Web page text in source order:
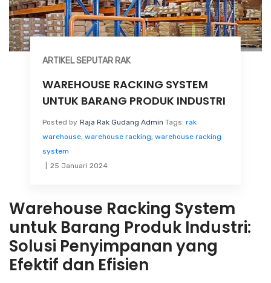
ARTIKEL SEPUTAR RAK
WAREHOUSE RACKING SYSTEM
UNTUK BARANG PRODUK INDUSTRI
Posted by Raja Rak Gudang Admin Tags: rak
warehouse, warehouse racking warehouse racking
system
25 Januari 2024
Warehouse Racking System
untuk Barang Produk Industri:
Solusi Penyimpanan yang
Efektif dan Efisien